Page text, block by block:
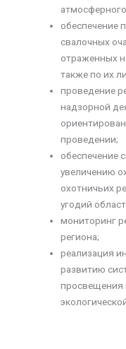
обеспечение
свалочных
отраженных
также по их
проведение
надзорной
проведении;
обеспечение
увеличению
охотничьих
угодий
мониторинг
региона;
реализация
развитию
просвещения